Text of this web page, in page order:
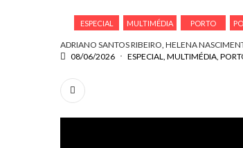
ESPECIAL MULTIMÉDIA PORTO
ADRIANO SANTOS RIBEIRO HELENA
08/06/2026
ESPECIAL MULTIMÉDIA